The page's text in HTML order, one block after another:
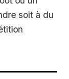
soit à du